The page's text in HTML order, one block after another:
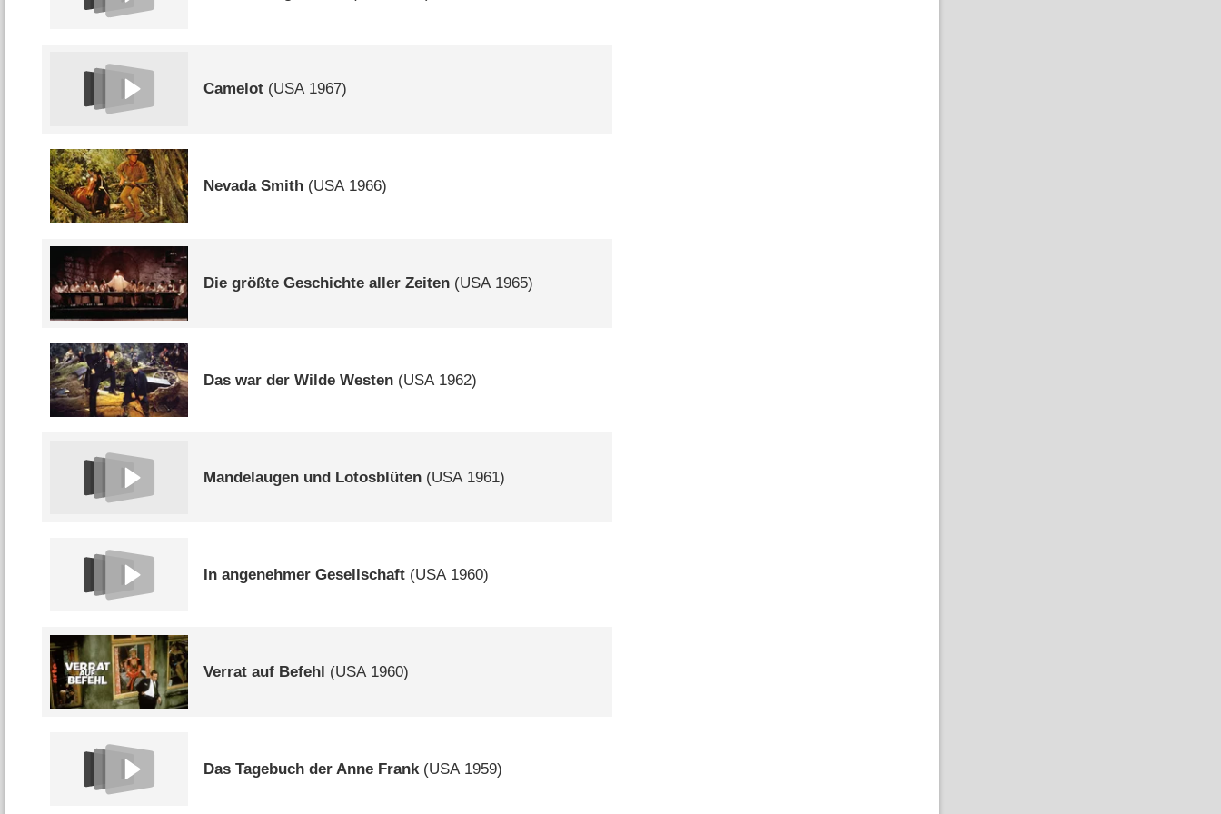
Camelot (USA1967)
Nevada Smith (USA1966)
Die größte Geschichte aller Zeiten (USA1965)
Das war der Wilde Westen (USA1962)
Mandelaugen und Lotosblüten (USA1961)
In angenehmer Gesellschaft (USA1960)
Verrat auf Befehl (USA1960)
Das Tagebuch der Anne Frank(USA1959)